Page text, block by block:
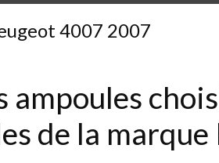
4007 2007
ampoules
de la marque